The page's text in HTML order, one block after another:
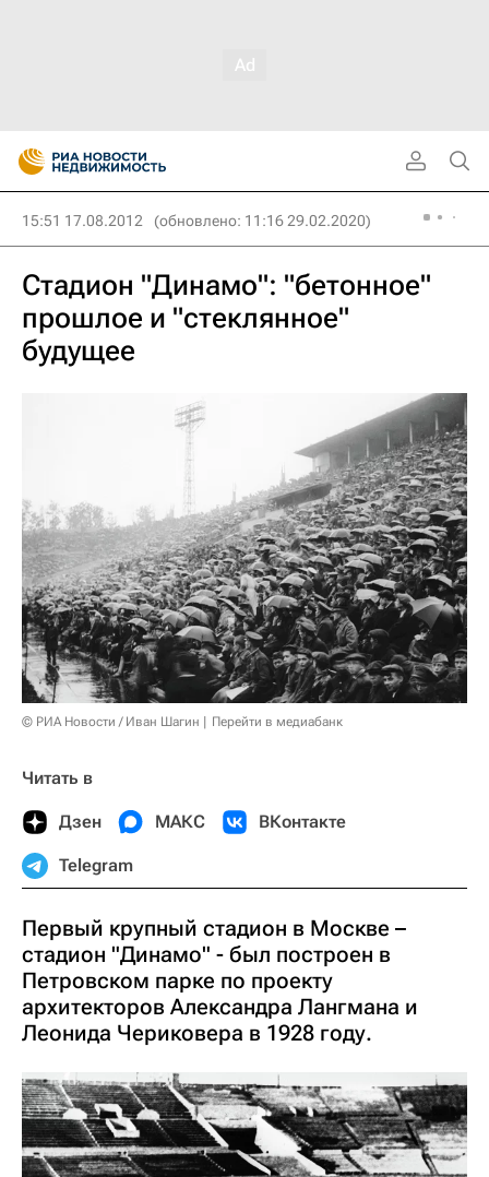
15:51 17.08.2012 (обновлено: 11:16 29.02.2020)
Стадион "Динамо": "бетонное"
прошлое и "стеклянное"
будущее
© РИА Новости / Иван Шагин Перейти в медиабанк
Читать в
Дзен МАКС ВКонтакте
Telegram
Первый крупный стадион в Москве –
стадион "Динамо" - был построен в
Петровском парке по проекту
архитекторов Александра Лангмана и
Леонида Чериковера в 1928 году.